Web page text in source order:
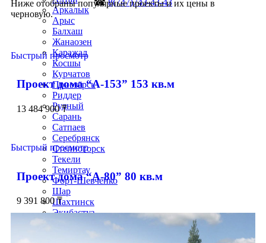
Аркалык
Арыс
Балхаш
Жанаозен
Каражал
Косшы
Курчатов
Приозёрск
Риддер
Рудный
Сарань
Сатпаев
Серебрянск
Степногорск
Текели
Темиртау
Форт-Шевченко
Шар
Шахтинск
Экибастуз
☎8(747)743-43-43
Ниже отобраны популярные проекты и их цены в
черновую.
Быстрый просмотр
Проект дома “А-153” 153 кв.м
13 484 900₸
Быстрый просмотр
Проект дома “А-80” 80 кв.м
9 391 800₸